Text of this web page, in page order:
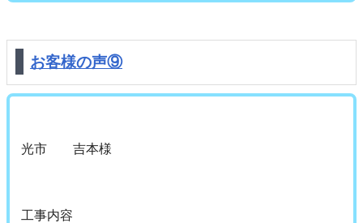
お客様の声⑨
光市 吉本様
工事内容